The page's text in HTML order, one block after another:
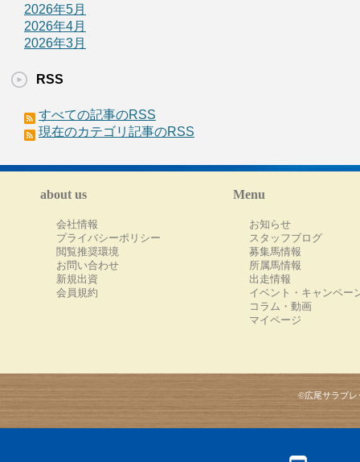
2026年5月
2026年4月
2026年3月
RSS
すべての記事のRSS
現在のカテゴリ記事のRSS